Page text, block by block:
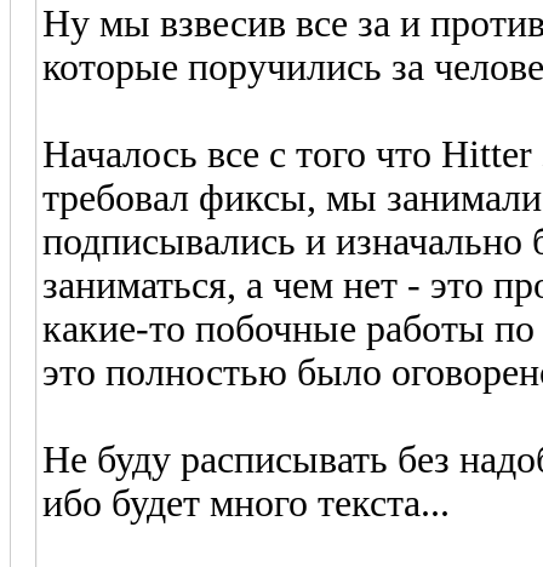
Ну мы взвесив все за и
которые поручились за
Началось все с того что
требовал фиксы, мы
подписывались и
заниматься, а чем нет - это
какие-то побочные работы по
это полностью было
Не буду расписывать без
ибо будет много текста...